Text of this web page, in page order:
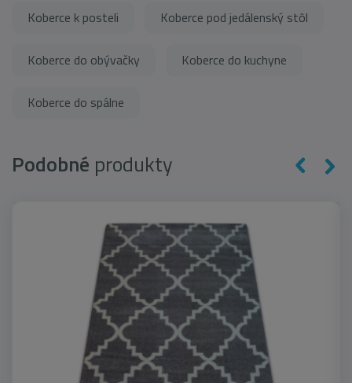
Koberce k posteli Koberce pod jedálenský stôl
Koberce do obývačky Koberce do kuchyne
Koberce do spálne
Podobné produkty